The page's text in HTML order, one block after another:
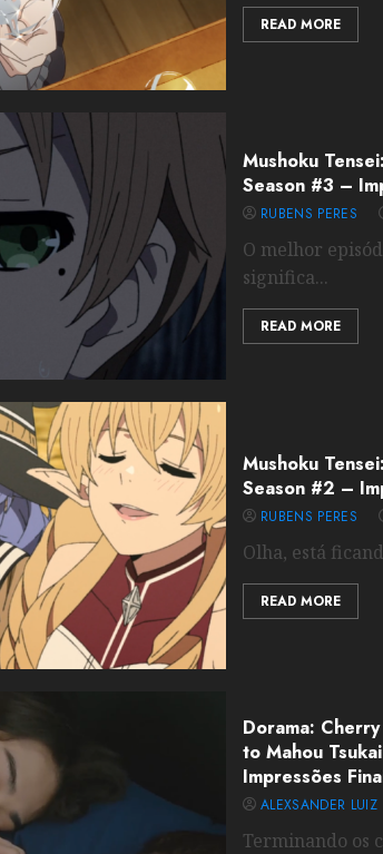
READ MORE
Mushoku
Season #3 –
RUBENS PERES
O melhor
significa...
READ MORE
Mushoku
Season #2 –
RUBENS PERES
Olha, está
READ MORE
Dorama:
to Mahou
Impressões
ALEXSANDER LUIZ
Terminando os